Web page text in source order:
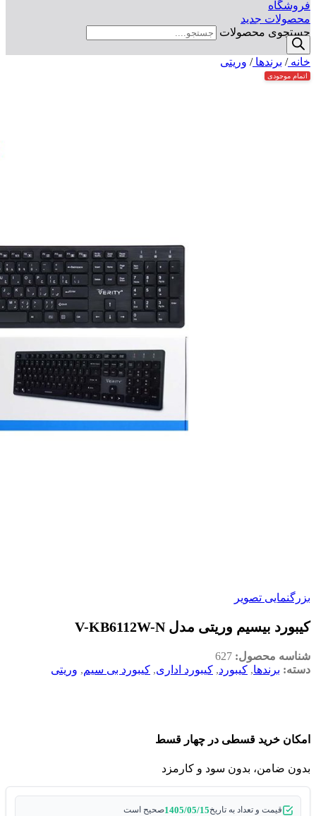
فروشگاه
محصولات جدید
جستجوی محصولات
خانه/ برندها/ وریتی
اتمام موجودی
بزرگنمایی تصویر
کیبورد بیسیم وریتی مدل V-KB6112W-N
شناسه محصول: 627
دسته: برندها, کیبورد, کیبورد اداری, کیبورد بی سیم, وریتی
امکان خرید قسطی در چهار قسط
بدون ضامن، بدون سود و کارمزد
قیمت و تعداد به تاریخ1405/05/15صحیح است